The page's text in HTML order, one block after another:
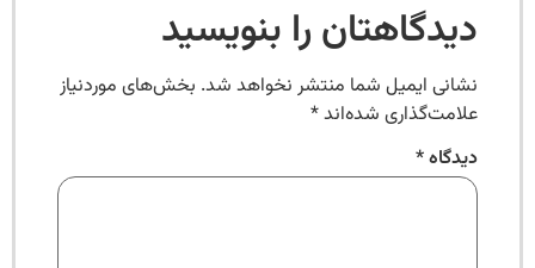
دیدگاهتان را بنویسید
نشانی ایمیل شما منتشر نخواهد شد. بخش‌های موردنیاز
علامت‌گذاری شده‌اند*
دیدگاه*